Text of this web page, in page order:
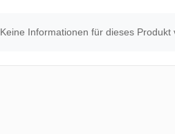
Keine Informationen für dieses Produkt